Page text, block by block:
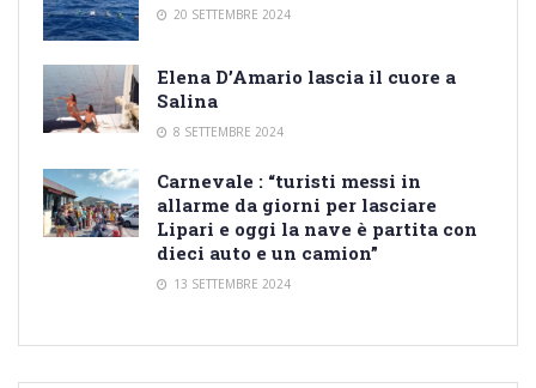
20 SETTEMBRE 2024
Elena D’Amario lascia il cuore a
Salina
8 SETTEMBRE 2024
Carnevale : “turisti messi in
allarme da giorni per lasciare
Lipari e oggi la nave è partita con
dieci auto e un camion”
13 SETTEMBRE 2024